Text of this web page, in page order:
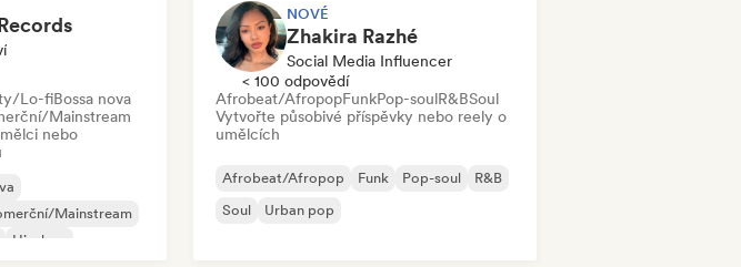
Lo-fiBossa nova
Mainstream
nebo
Mainstream
Hip-hop
NOVÉ
Zhakira Razhé
Social Media Influencer
< 100 odpovědí
Afrobeat/AfropopFunkPop-soulR&BSoul
Vytvořte působivé příspěvky nebo reely o
umělcích
Afrobeat/Afropop Funk Pop-soul
R&B
Soul
Urban pop